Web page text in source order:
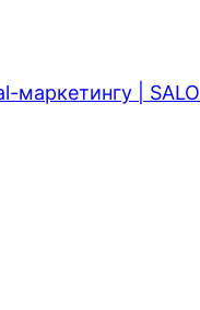
маркетингу | SALO